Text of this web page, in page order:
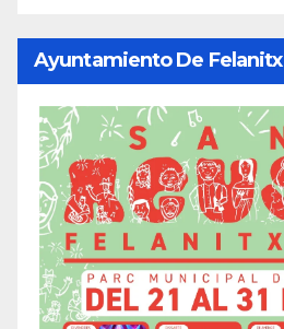
Ayuntamiento De Felanitx